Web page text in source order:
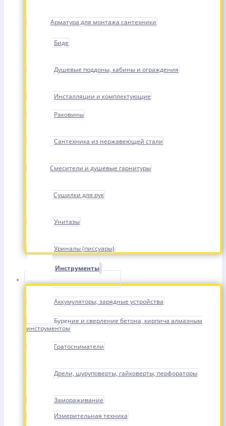
Арматура для монтажа сантехники
Биде
Душевые поддоны, кабины и ограждения
Инсталляции и комплектующие
Раковины
Сантехника из нержавеющей стали
Смесители и душевые гарнитуры
Сушилки для рук
Унитазы
Уриналы (писсуары)
Инструменты
Аккумуляторы, зарядные устройства
Бурение и сверление бетона, кирпича алмазным
инструментом
Гратосниматели
Дрели, шуруповерты, гайковерты, перфораторы
Замораживание
Измерительная техника